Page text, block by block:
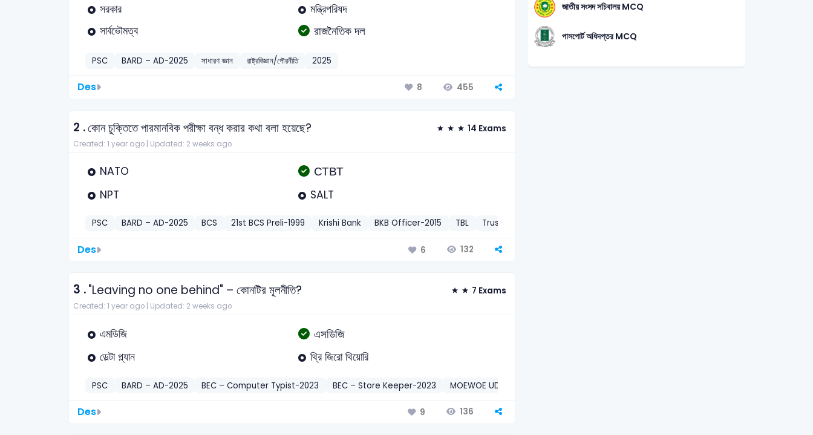
সরকার
মন্ত্রিপরিষদ
সার্বভৌমত্ব
রাজনৈতিক দল
PSC BARD – AD-2025 সাধারণ জ্ঞান রাষ্ট্রবিজ্ঞান/পৌরনীতি 2025
Des 8 455
2 .কোন চুক্তিতে পারমানবিক পরীক্ষা বন্ধ করার কথা বলা হয়েছে? 14 Exams
Created: 1 year ago | Updated: 2 weeks ago
NATO СТВТ
NPT SALT
PSC BARD – AD-2025 BCS 21st BCS Preli-1999 Krishi Bank BKB Officer-2015 TBL Trust Officer-2010
Des 6 132
3 ."Leaving no one behind" – কোনটির মূলনীতি? 7 Exams
Created: 1 year ago | Updated: 2 weeks ago
এমডিজি এসডিজি
ডেল্টা প্ল্যান থ্রি জিরো থিয়োরি
PSC BARD – AD-2025 BEC – Computer Typist-2023 BEC – Store Keeper-2023 MOEWOE UDA-2023
Des 9 136
জাতীয় সংসদ সচিবালয় MCQ
পাসপোর্ট অধিদপ্তর MCQ